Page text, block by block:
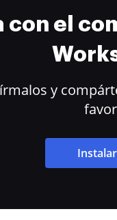
el
y